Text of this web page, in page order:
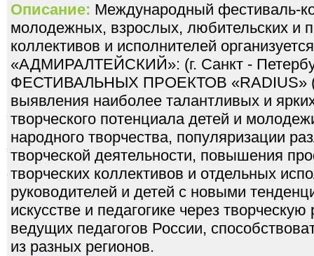
Описание: Международный фестиваль-
молодежных, взрослых, любительских и
коллективов и исполнителей
«АДМИРАЛТЕЙСКИЙ»: (г. Санкт -
ФЕСТИВАЛЬНЫХ ПРОЕКТОВ «RADIUS»
выявления наиболее талантливых и
творческого потенциала детей и
народного творчества, популяризации
творческой деятельности, повышения
творческих коллективов и отдельных
руководителей и детей с новыми
искусстве и педагогике через
ведущих педагогов России,
из разных регионов.